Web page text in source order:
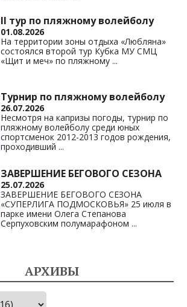
II тур по пляжному волейболу
01.08.2026
На территории зоны отдыха «Любляна»
состоялся второй тур Кубка МУ СМЦ
«Щит и меч» по пляжному ...
Турнир по пляжному волейболу
26.07.2026
Несмотря на капризы погоды, турнир по
пляжному волейболу среди юных
спортсменок 2012-2013 годов рождения,
проходивший ...
ЗАВЕРШЕНИЕ БЕГОВОГО СЕЗОНА
25.07.2026
ЗАВЕРШЕНИЕ БЕГОВОГО СЕЗОНА
«СУПЕРЛИГА ПОДМОСКОВЬЯ» 25 июля в
парке имени Олега Степанова
Серпуховским полумарафоном ...
АРХИВЫ